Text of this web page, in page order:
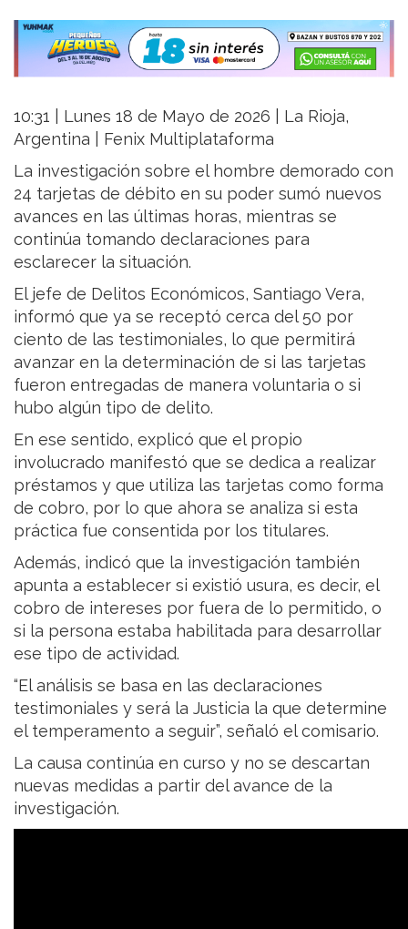
10:31 | Lunes 18 de Mayo de 2026 | La Rioja,
Argentina | Fenix Multiplataforma
La investigación sobre el hombre demorado con
24 tarjetas de débito en su poder sumó nuevos
avances en las últimas horas, mientras se
continúa tomando declaraciones para
esclarecer la situación.
El jefe de Delitos Económicos, Santiago Vera,
informó que ya se receptó cerca del 50 por
ciento de las testimoniales, lo que permitirá
avanzar en la determinación de si las tarjetas
fueron entregadas de manera voluntaria o si
hubo algún tipo de delito.
En ese sentido, explicó que el propio
involucrado manifestó que se dedica a realizar
préstamos y que utiliza las tarjetas como forma
de cobro, por lo que ahora se analiza si esta
práctica fue consentida por los titulares.
Además, indicó que la investigación también
apunta a establecer si existió usura, es decir, el
cobro de intereses por fuera de lo permitido, o
si la persona estaba habilitada para desarrollar
ese tipo de actividad.
“El análisis se basa en las declaraciones
testimoniales y será la Justicia la que determine
el temperamento a seguir”, señaló el comisario.
La causa continúa en curso y no se descartan
nuevas medidas a partir del avance de la
investigación.